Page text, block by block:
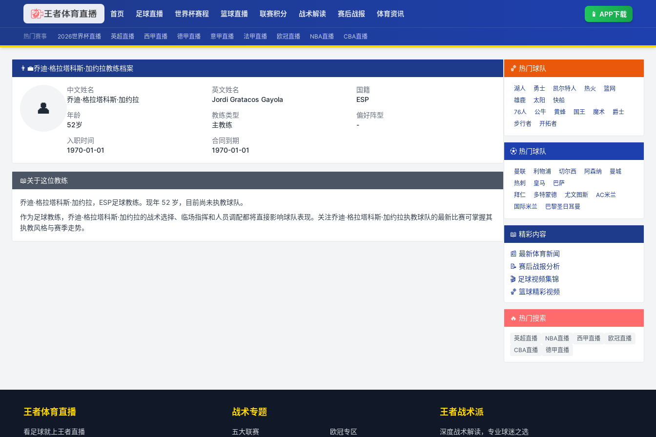
首页 足球直播 世界杯赛程 篮球直播 联赛积分 战术解读 赛后战报 体育资讯 📱 APP下载
热门赛事 2026世界杯直播 英超直播 西甲直播 德甲直播 意甲直播 法甲直播 欧冠直播 NBA直播 CBA直播
👨‍💼乔迪·格拉塔科斯·加约拉教练档案
👤
中文姓名
乔迪·格拉塔科斯·加约拉
英文姓名
Jordi Gratacos Gayola
国籍
ESP
年龄
52岁
教练类型
主教练
偏好阵型
-
入职时间
1970-01-01
合同到期
1970-01-01
📖关于这位教练
乔迪·格拉塔科斯·加约拉， ESP足球教练。 现年 52 岁，
目前尚未执教球队。
作为足球教练， 乔迪·格拉塔科斯·加约拉的战术选择、临场指挥和人员调配都将直接影响球队表现。关注乔迪·格拉塔科斯·加约拉执教球队的最新比赛可掌握其
执教风格与赛季走势。
🏀 热门球队
湖人 勇士 凯尔特人 热火
篮网
雄鹿
太阳
快船
76人
公牛 黄蜂 国王 魔术
爵士
步行者
开拓者
⚽ 热门球队
曼联 利物浦 切尔西 阿森纳
曼城
热刺
皇马
巴萨
拜仁
多特蒙德 尤文图斯
AC米兰
国际米兰
巴黎圣日耳曼
📖 精彩内容
📰 最新体育新闻
📝 赛后战报分析
🎬 足球视频集锦
🏀 篮球精彩视频
🔥 热门搜索
英超直播 NBA直播 西甲直播
欧冠直播
CBA直播
德甲直播
王者体育直播
看足球就上王者直播
战术专题
五大联赛 欧冠专区
王者战术派
深度战术解读，专业球迷之选